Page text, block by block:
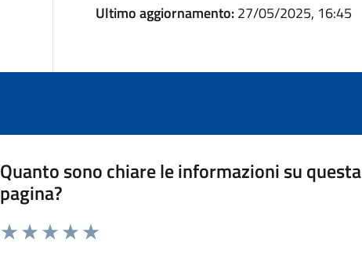
Ultimo aggiornamento:27/05/2025, 16:45
Quanto sono chiare le informazioni su questa
pagina?